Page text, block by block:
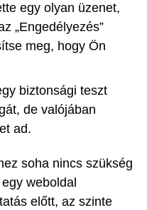
egy olyan üzenet,
„Engedélyezés”
meg, hogy Ön
biztonsági teszt
de valójában
ad.
soha nincs szükség
weboldal
előtt, az szinte